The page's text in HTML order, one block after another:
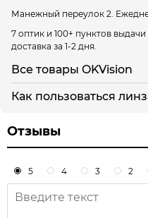
Манежный переулок 2.
7 оптик и 100+ пунктов выдачи
доставка за 1-2 дня.
Все товары OKVision
Как пользоваться
Отзывы
5 4 3 2